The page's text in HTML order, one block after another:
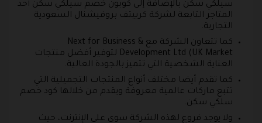
سيلكي سكن بالإضافة إلى كوبون خصم سيلكي سكن أحد
المتاجر التابعة لشركة كرييتف بروفيشنال السعودية
التجارية.
كما تتعاون الشركة مع Next for Business &
Development Ltd (UK Market لتوفير أفضل منتجات
العناية الشخصية التي تتميز بالجودة العالية.
كما تقدم أيضا مختلف أنواع المنتجات التجميلية التي
تتبع ماركات عالمية معروفة ويقدم من خلالها كود خصم
سلكي سكن.
ولا يوجد فروع لهذه الشركة سوى على الإنترنت، حيث